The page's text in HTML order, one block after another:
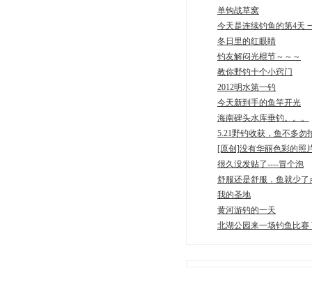
单钩战草窝
今天是连续钓鱼的第4天
冬日里的红眼睛
钓友解闷光棍节～～～
教你野钓十个小窍门
2012明水第一钓
今天新到手的鱼竿开光
海南碑头水库垂钓。。。
5.21野钓收获，鱼不多勿
[原创]没有华丽色彩的照
很久没发贴了----冒个泡
舒服还是舒服，鱼就少
我的圣地
黄河游钓的一天
北湖公园来一场钓鱼比赛